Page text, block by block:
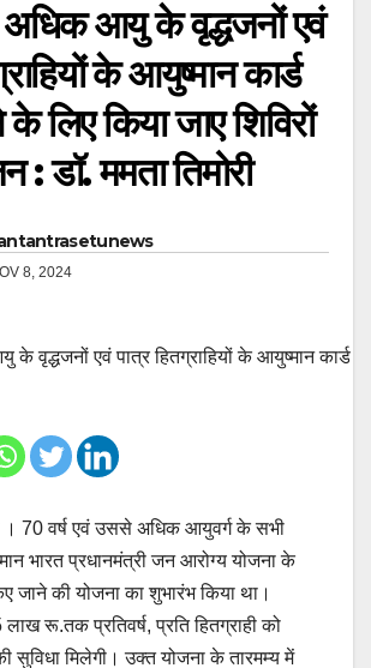
अधिक आयु के वृद्धजनों एवं
के आयुष्मान कार्ड
लिए किया जाए शिविरों
डॉ. ममता तिमोरी
8, 2024
। 70 वर्ष एवं उससे अधिक आयुवर्ग के सभी
भारत प्रधानमंत्री जन आरोग्य योजना के
जाने की योजना का शुभारंभ किया था।
लाख रू.तक प्रतिवर्ष, प्रति हितग्राही को
सुविधा मिलेगी। उक्त योजना के तारमम्य में